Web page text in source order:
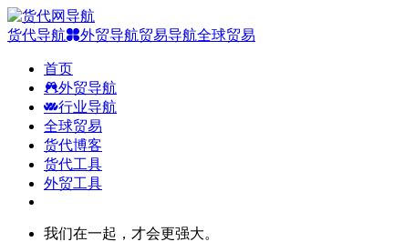
货代导航 外贸导航贸易导航全球贸易
首页
外贸导航
行业导航
全球贸易
货代博客
货代工具
外贸工具
我们在一起，才会更强大。